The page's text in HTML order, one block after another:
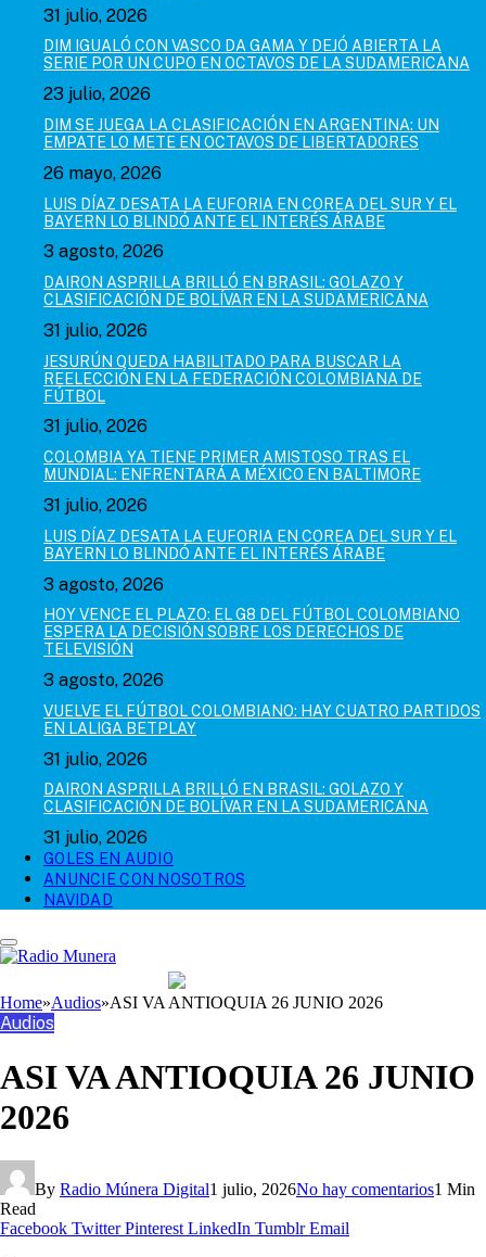
31 julio, 2026
DIM IGUALÓ CON VASCO DA GAMA Y DEJÓ ABIERTA LA
SERIE POR UN CUPO EN OCTAVOS DE LA SUDAMERICANA
23 julio, 2026
DIM SE JUEGA LA CLASIFICACIÓN EN ARGENTINA: UN
EMPATE LO METE EN OCTAVOS DE LIBERTADORES
26 mayo, 2026
LUIS DÍAZ DESATA LA EUFORIA EN COREA DEL SUR Y EL
BAYERN LO BLINDÓ ANTE EL INTERÉS ÁRABE
3 agosto, 2026
DAIRON ASPRILLA BRILLÓ EN BRASIL: GOLAZO Y
CLASIFICACIÓN DE BOLÍVAR EN LA SUDAMERICANA
31 julio, 2026
JESURÚN QUEDA HABILITADO PARA BUSCAR LA
REELECCIÓN EN LA FEDERACIÓN COLOMBIANA DE
FÚTBOL
31 julio, 2026
COLOMBIA YA TIENE PRIMER AMISTOSO TRAS EL
MUNDIAL: ENFRENTARÁ A MÉXICO EN BALTIMORE
31 julio, 2026
LUIS DÍAZ DESATA LA EUFORIA EN COREA DEL SUR Y EL
BAYERN LO BLINDÓ ANTE EL INTERÉS ÁRABE
3 agosto, 2026
HOY VENCE EL PLAZO: EL G8 DEL FÚTBOL COLOMBIANO
ESPERA LA DECISIÓN SOBRE LOS DERECHOS DE
TELEVISIÓN
3 agosto, 2026
VUELVE EL FÚTBOL COLOMBIANO: HAY CUATRO PARTIDOS
EN LALIGA BETPLAY
31 julio, 2026
DAIRON ASPRILLA BRILLÓ EN BRASIL: GOLAZO Y
CLASIFICACIÓN DE BOLÍVAR EN LA SUDAMERICANA
31 julio, 2026
GOLES EN AUDIO
ANUNCIE CON NOSOTROS
NAVIDAD
Home»Audios»ASI VA ANTIOQUIA 26 JUNIO 2026
Audios
ASI VA ANTIOQUIA 26 JUNIO
2026
By Radio Múnera Digital1 julio, 2026No hay comentarios1 Min
Read
Facebook Twitter Pinterest LinkedIn Tumblr Email